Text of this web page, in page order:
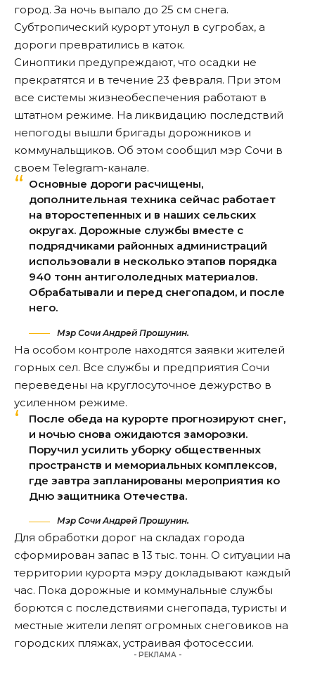
город. За ночь выпало до 25 см снега.
Субтропический курорт утонул в сугробах, а
дороги превратились в каток.
Синоптики предупреждают, что осадки не
прекратятся и в течение 23 февраля. При этом
все системы жизнеобеспечения работают в
штатном режиме. На ликвидацию последствий
непогоды вышли бригады дорожников и
коммунальщиков. Об этом сообщил мэр Сочи в
своем Telegram-канале.
Основные дороги расчищены,
дополнительная техника сейчас работает
на второстепенных и в наших сельских
округах. Дорожные службы вместе с
подрядчиками районных администраций
использовали в несколько этапов порядка
940 тонн антигололедных материалов.
Обрабатывали и перед снегопадом, и после
него.
Мэр Сочи Андрей Прошунин.
На особом контроле находятся заявки жителей
горных сел. Все службы и предприятия Сочи
переведены на круглосуточное дежурство в
усиленном режиме.
После обеда на курорте прогнозируют снег,
и ночью снова ожидаются заморозки.
Поручил усилить уборку общественных
пространств и мемориальных комплексов,
где завтра запланированы мероприятия ко
Дню защитника Отечества.
Мэр Сочи Андрей Прошунин.
Для обработки дорог на складах города
сформирован запас в 13 тыс. тонн. О ситуации на
территории курорта мэру докладывают каждый
час. Пока дорожные и коммунальные службы
борются с последствиями снегопада, туристы и
местные жители лепят огромных снеговиков на
городских пляжах, устраивая фотосессии.
- РЕКЛАМА -